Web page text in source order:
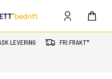
LEVERING FRI FRAKT*